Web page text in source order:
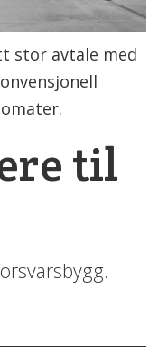
stor avtale med
til